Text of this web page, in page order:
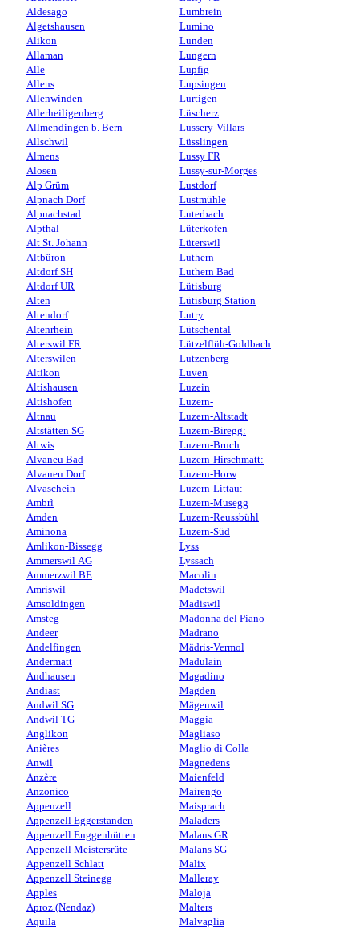
Aldesago
Algetshausen
Alikon
Allaman
Alle
Allens
Allenwinden
Allerheiligenberg
Allmendingen b. Bern
Allschwil
Almens
Alosen
Alp Grüm
Alpnach Dorf
Alpnachstad
Alpthal
Alt St. Johann
Altbüron
Altdorf SH
Altdorf UR
Alten
Altendorf
Altenrhein
Alterswil FR
Alterswilen
Altikon
Altishausen
Altishofen
Altnau
Altstätten SG
Altwis
Alvaneu Bad
Alvaneu Dorf
Alvaschein
Ambrì
Amden
Aminona
Amlikon-Bissegg
Ammerswil AG
Ammerzwil BE
Amriswil
Amsoldingen
Amsteg
Andeer
Andelfingen
Andermatt
Andhausen
Andiast
Andwil SG
Andwil TG
Anglikon
Anières
Anwil
Anzère
Anzonico
Appenzell
Appenzell Eggerstanden
Appenzell Enggenhütten
Appenzell Meistersrüte
Appenzell Schlatt
Appenzell Steinegg
Apples
Aproz (Nendaz)
Aquila
Lumbrein
Lumino
Lunden
Lungern
Lupfig
Lupsingen
Lurtigen
Lüscherz
Lussery-Villars
Lüsslingen
Lussy FR
Lussy-sur-Morges
Lustdorf
Lustmühle
Luterbach
Lüterkofen
Lüterswil
Luthern
Luthern Bad
Lütisburg
Lütisburg Station
Lutry
Lütschental
Lützelflüh-Goldbach
Lutzenberg
Luven
Luzein
Luzern-
Luzern-Altstadt
Luzern-Biregg:
Luzern-Bruch
Luzern-Hirschmatt:
Luzern-Horw
Luzern-Littau:
Luzern-Musegg
Luzern-Reussbühl
Luzern-Süd
Lyss
Lyssach
Macolin
Madetswil
Madiswil
Madonna del Piano
Madrano
Mädris-Vermol
Madulain
Magadino
Magden
Mägenwil
Maggia
Magliaso
Maglio di Colla
Magnedens
Maienfeld
Mairengo
Maisprach
Maladers
Malans GR
Malans SG
Malix
Malleray
Maloja
Malters
Malvaglia